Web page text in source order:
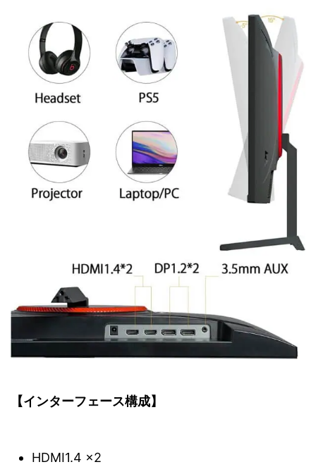
【インターフェース構成】
HDMI1.4 ×2